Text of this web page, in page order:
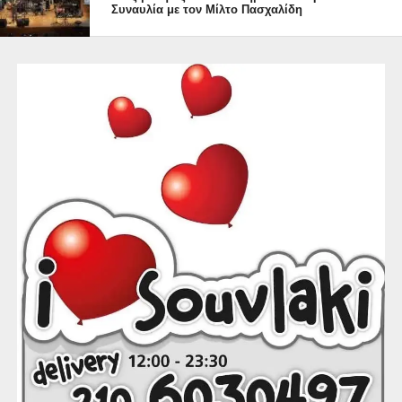
οικογένειας.
μαθητές ερεύνησαν, μελέτησαν, ενημερώθηκαν από
ειδικούς, παρουσίασαν εργασίες, διαβουλεύθηκαν,
έπαιξαν παιχνίδια γνώσης, κινητοποιήθηκαν, μαγείρεψαν,
χόρεψαν παραδοσιακούς ευρωπαϊκούς χορούς,
οργάνωσαν βραδινές εκδηλώσεις για τους γονείς και την
τοπική κοινωνία με μεγάλη επιτυχία. Σε συνεργασία με το
πρόγραμμα «EPAS: Σχολεία- Πρέσβεις του ΕΚ»
υλοποιήθηκαν εκπαιδευτικές επισκέψεις στο Γραφείο ΕΚ
Αθήνας, στην Ευρωπαϊκή Κεντρική Τράπεζα (ΕΚΤ),
Φρανκφούρτη και το Ευρωπαϊκό Κοινοβούλιο,
Στρασβούργο. Η ομάδα ήταν ανοικτή, συμπεριληπτική και
αγκάλιασε όλους όσοι εκδήλωσαν ενδιαφέρον
συμμετοχής.
Η επιτυχία του προγράμματος έγκειται στο σωστό
Συναυλία με τον Μίλτο Πασχαλίδη